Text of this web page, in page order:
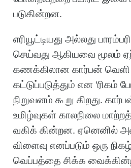
படுகின்றன.
எரியூட்டியது அல்லது
செய்வது ஆகியவை மூலம்
கணக்கிலான கார்பன்
கட்டுப்படுத்தும் என
நிறுவனம் கூறு கிறது.
உமிழ்வுகள் காலநிலை
வகிக் கின்றன. ஏனெனில்
விளைவு எனப்படும் ஒரு
வெப்பத்தை சிக்க